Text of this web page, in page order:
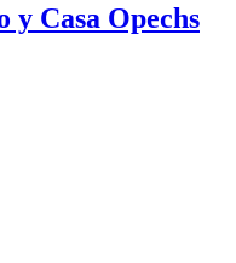
y Casa Opechs